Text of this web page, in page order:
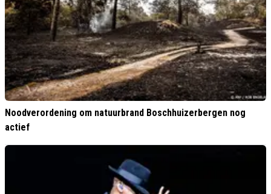
Noodverordening om natuurbrand Boschhuizerbergen nog
actief